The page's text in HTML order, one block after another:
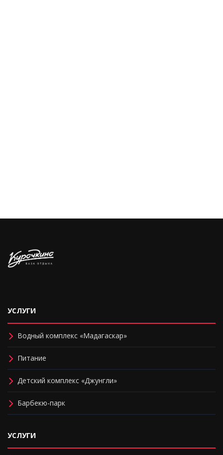
УСЛУГИ
Водный комплекс «Мадагаскар»
Питание
Детский комплекс «Джунгли»
Барбекю-парк
УСЛУГИ